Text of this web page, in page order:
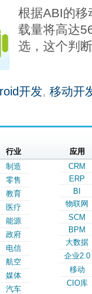
根据ABI的
载量将高达
选，这个判
开发, 移动开
行业
制造
零售
教育
医疗
能源
政府
电信
航空
媒体
汽车
应用
CRM
ERP
BI
物联网
SCM
BPM
大数据
企业2.0
移动
CIO库